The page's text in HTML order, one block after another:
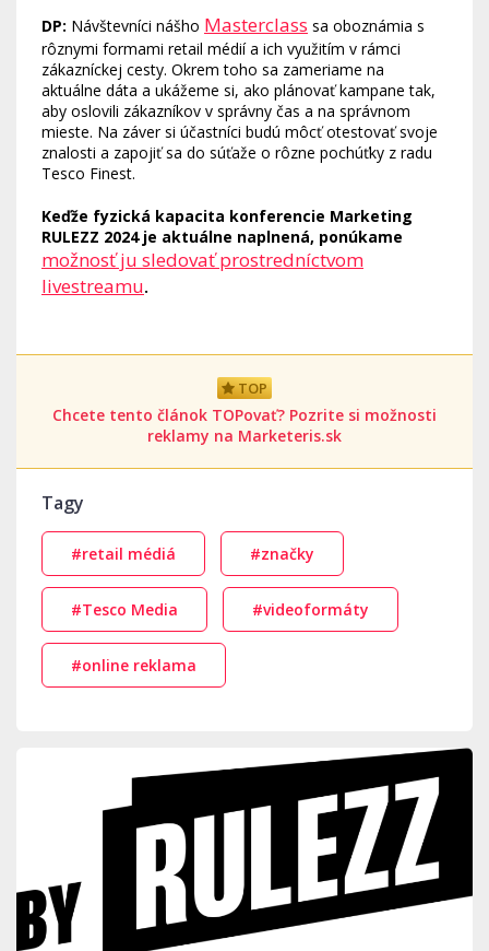
DP: Návštevníci nášho Masterclass sa oboznámia s
rôznymi formami retail médií a ich využitím v rámci
zákazníckej cesty. Okrem toho sa zameriame na
aktuálne dáta a ukážeme si, ako plánovať kampane tak,
aby oslovili zákazníkov v správny čas a na správnom
mieste. Na záver si účastníci budú môcť otestovať svoje
znalosti a zapojiť sa do súťaže o rôzne pochúťky z radu
Tesco Finest.
Keďže fyzická kapacita konferencie Marketing
RULEZZ 2024 je aktuálne naplnená, ponúkame
možnosť ju sledovať prostredníctvom
livestreamu.
TOP
Chcete tento článok TOPovať? Pozrite si možnosti
reklamy na Marketeris.sk
Tagy
#retail médiá #značky
#Tesco Media #videoformáty
#online reklama